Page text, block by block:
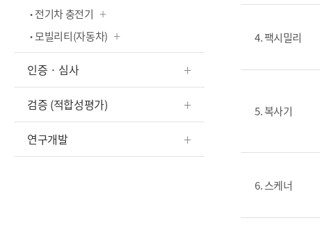
전기차 충전기
모빌리티(자동차)
인증 · 심사
검증 (적합성평가)
연구개발
4. 팩시밀리
5. 복사기
6. 스케너